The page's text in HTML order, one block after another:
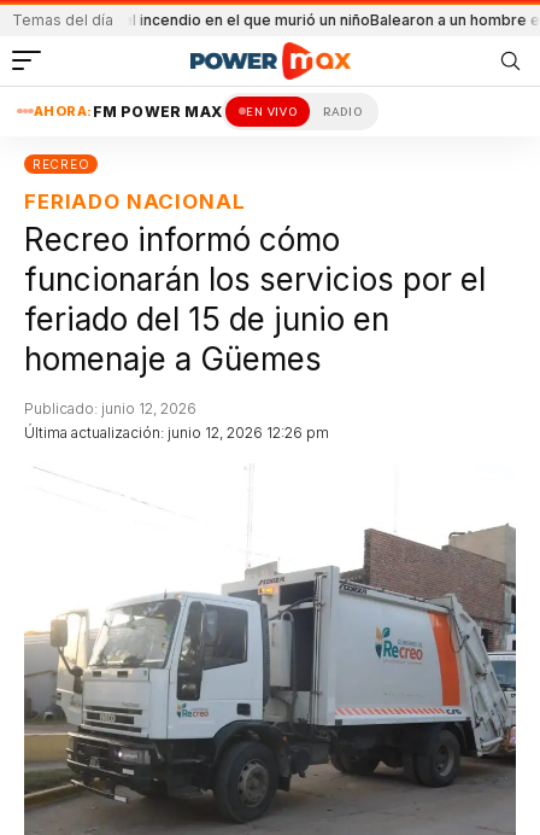
Temas del día
el incendio en el que murió un niñoBalearon a un hombre en un
AHORA: FM POWER MAX EN VIVO RADIO
RECREO
FERIADO NACIONAL
Recreo informó cómo
funcionarán los servicios por el
feriado del 15 de junio en
homenaje a Güemes
Última actualización: junio 12, 2026 12:26 pm
Publicado: junio 12, 2026